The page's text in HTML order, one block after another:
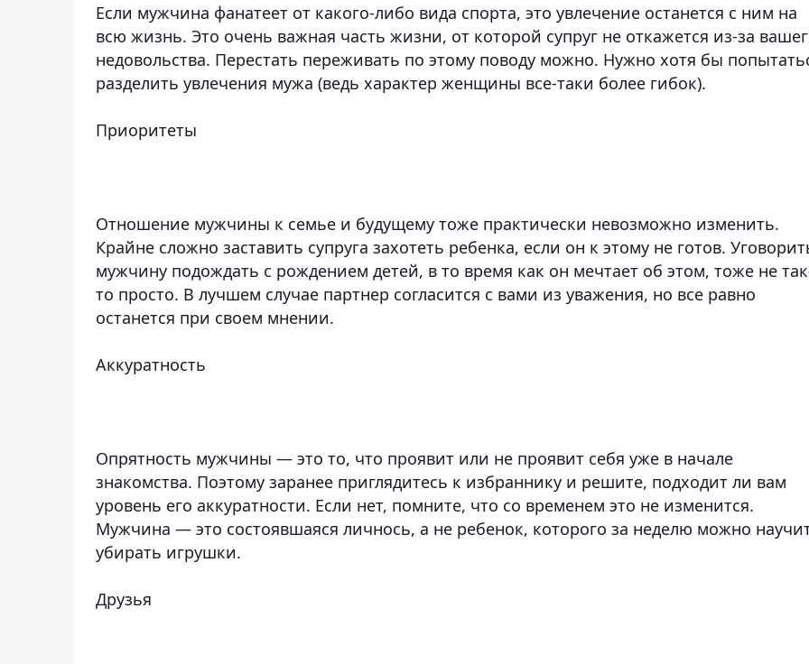
Если мужчина фанатеет от какого-либо вида спорта, это увлечение останется с ним на
всю жизнь. Это очень важная часть жизни, от которой супруг не откажется из-за
недовольства. Перестать переживать по этому поводу можно. Нужно хотя бы
разделить увлечения мужа (ведь характер женщины все-таки более гибок).
Приоритеты
Отношение мужчины к семье и будущему тоже практически невозможно изменить.
Крайне сложно заставить супруга захотеть ребенка, если он к этому не готов.
мужчину подождать с рождением детей, в то время как он мечтает об этом, тоже не
то просто. В лучшем случае партнер согласится с вами из уважения, но все равно
останется при своем мнении.
Аккуратность
Опрятность мужчины — это то, что проявит или не проявит себя уже в начале
знакомства. Поэтому заранее приглядитесь к избраннику и решите, подходит ли вам
уровень его аккуратности. Если нет, помните, что со временем это не изменится.
Мужчина — это состоявшаяся личнось, а не ребенок, которого за неделю можно
убирать игрушки.
Друзья